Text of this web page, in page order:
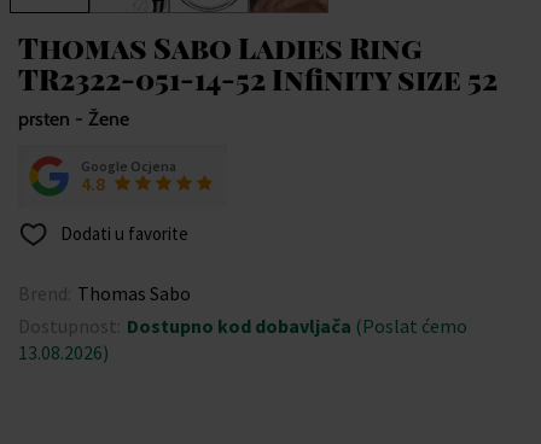
Thomas Sabo Ladies Ring
TR2322-051-14-52 Infinity size 52
prsten - Žene
Google Ocjena
4.8
Dodati u favorite
Brend: Thomas Sabo
Dostupnost: Dostupno kod dobavljača (Poslat ćemo
13.08.2026)